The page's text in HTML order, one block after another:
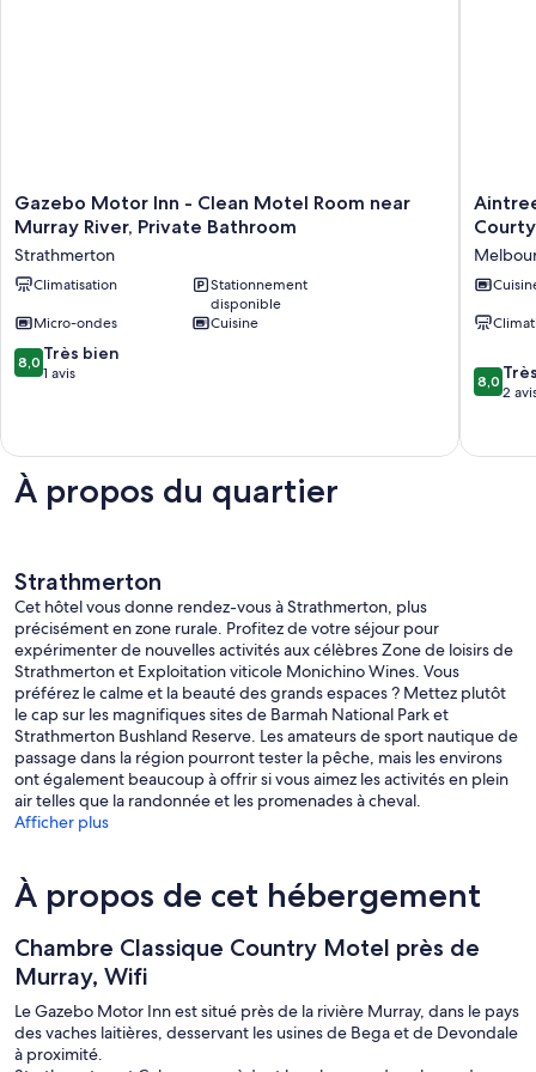
Gazebo
Motor
-
Clean
Room
near
Murray
Strathmerton
Gazebo Motor Inn - Clean Motel Room near
Murray River, Private Bathroom
Strathmerton
Climatisation
Stationnement
disponible
Micro-ondes
Cuisine
8.0
sur
1 avis
8,0 Très bien
1 avis
Area's
kept
secret.
8.0
sur
bien,
8,0
2
À propos du quartier
Strathmerton
Cet hôtel vous donne rendez-vous à Strathmerton, plus
précisément en zone rurale. Profitez de votre séjour pour
expérimenter de nouvelles activités aux célèbres Zone de loisirs de
Strathmerton et Exploitation viticole Monichino Wines. Vous
préférez le calme et la beauté des grands espaces ? Mettez plutôt
le cap sur les magnifiques sites de Barmah National Park et
Strathmerton Bushland Reserve. Les amateurs de sport nautique de
passage dans la région pourront tester la pêche, mais les environs
ont également beaucoup à offrir si vous aimez les activités en plein
air telles que la randonnée et les promenades à cheval.
Afficher plus
À propos de cet hébergement
Chambre Classique Country Motel près de
Murray, Wifi
Le Gazebo Motor Inn est situé près de la rivière Murray, dans le pays
des vaches laitières, desservant les usines de Bega et de Devondale
à proximité.